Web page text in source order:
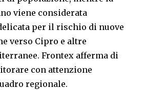
viene considerata
per il rischio di nuove
verso Cipro e altre
Frontex afferma di
con attenzione
regionale.